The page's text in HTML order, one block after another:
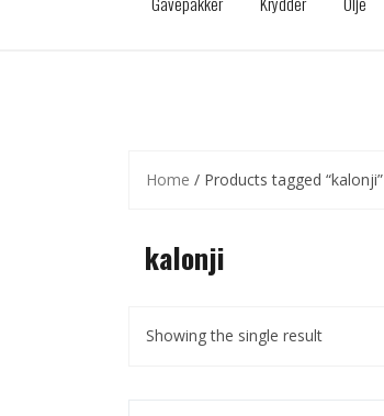
Home / Products tagged “kalonji”
kalonji
Showing the single result